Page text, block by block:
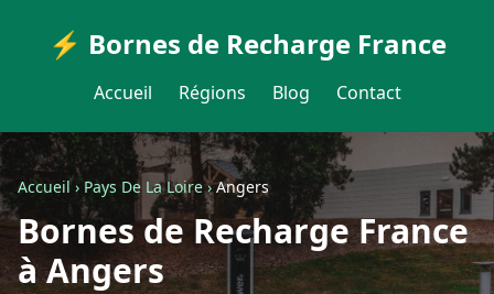
⚡ Bornes de Recharge France
Accueil Régions Blog Contact
Accueil›Pays De La Loire›Angers
Bornes de Recharge France
à Angers